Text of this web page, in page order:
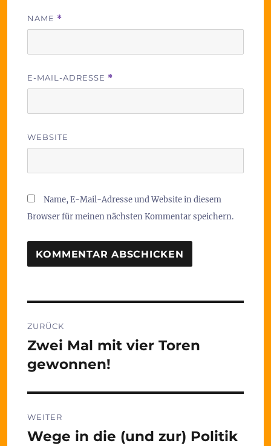
NAME *
E-MAIL-ADRESSE *
WEBSITE
Name, E-Mail-Adresse und Website in diesem
Browser für meinen nächsten Kommentar speichern.
ZURÜCK
Vorheriger
Beitrag:
Zwei Mal mit vier Toren
gewonnen!
WEITER
Nächster
Wege in die (und zur) Politik